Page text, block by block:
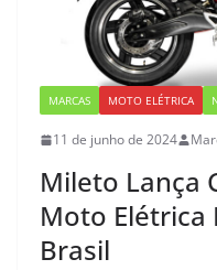
MARCAS MOTO ELÉTRICA
11 de junho de 2024
Mileto Lança
Moto Elétrica
Brasil